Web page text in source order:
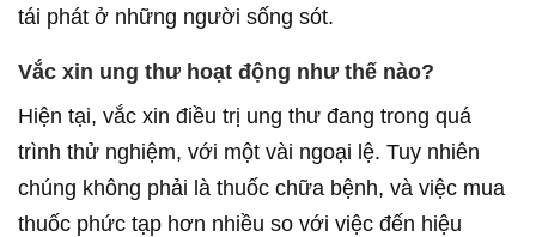
tái phát ở những người sống sót.
Vắc xin ung thư hoạt động như thế nào?
Hiện tại, vắc xin điều trị ung thư đang trong quá
trình thử nghiệm, với một vài ngoại lệ. Tuy nhiên
chúng không phải là thuốc chữa bệnh, và việc mua
thuốc phức tạp hơn nhiều so với việc đến hiệu